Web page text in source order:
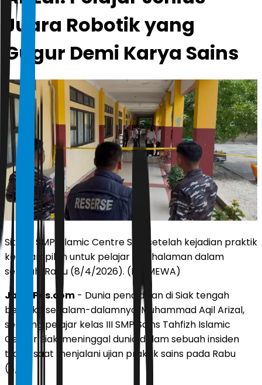
Juara Robotik yang
Gugur Demi Karya Sains
Situasi SMP Islamic Centre Siak setelah kejadian praktik
keterampilan untuk pelajar III di halaman dalam
sekolah, Rabu (8/4/2026). (ISTIMEWA)
JawaPos.com - Dunia pendidikan di Siak tengah
berduka sedalam-dalamnya. Muhammad Aqil Arizal,
seorang pelajar kelas III SMP Sains Tahfizh Islamic
Center Siak, meninggal dunia dalam sebuah insiden
tragis saat menjalani ujian praktik sains pada Rabu
(8/4).